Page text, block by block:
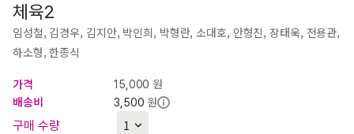
체육2
임성철, 김경우, 김지안, 박인희, 박형란, 소대호, 안형진, 장태욱, 전용관,
하소형, 한종식
가격
15,000 원
배송비
3,500 원
구매 수량